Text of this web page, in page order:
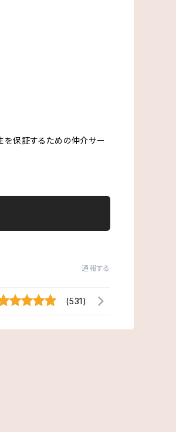
を保証するための仲介サー
通報する
(531)